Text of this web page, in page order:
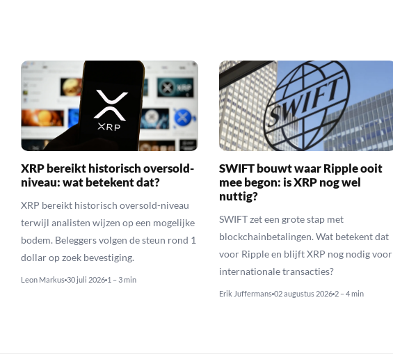
XRP bereikt historisch oversold-
niveau: wat betekent dat?
XRP bereikt historisch oversold-niveau
terwijl analisten wijzen op een mogelijke
bodem. Beleggers volgen de steun rond 1
dollar op zoek bevestiging.
Leon Markus 30 juli 2026 1 – 3 min
SWIFT bouwt waar Ripple ooit
mee begon: is XRP nog wel
nuttig?
SWIFT zet een grote stap met
blockchainbetalingen. Wat betekent dat
voor Ripple en blijft XRP nog nodig voor
internationale transacties?
Erik Juffermans 02 augustus 2026 2 – 4 min